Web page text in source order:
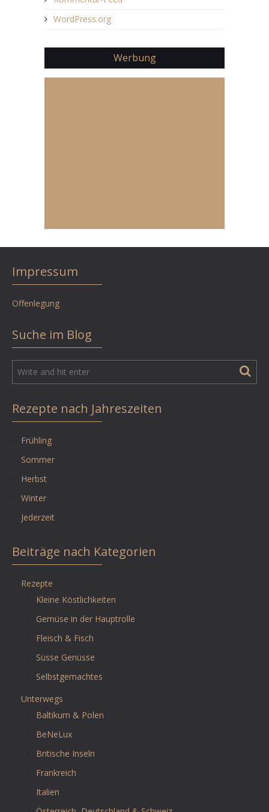
WordPress.org
Werbung
Impressum
Offenlegung
Suche im Blog
Rezepte nach Jahreszeiten
Frühling
Sommer
Herbst
Winter
Jederzeit
Beiträge nach Kategorien
Rezepte
Kleine Köstlichkeiten
Gemüse in der Hauptrolle
Fleisch & Fisch
Süsse Genüsse
Selbstgemachtes
Unterwegs
Baltikum & Polen
BeNeLux
Britische Inseln
Frankreich
Italien